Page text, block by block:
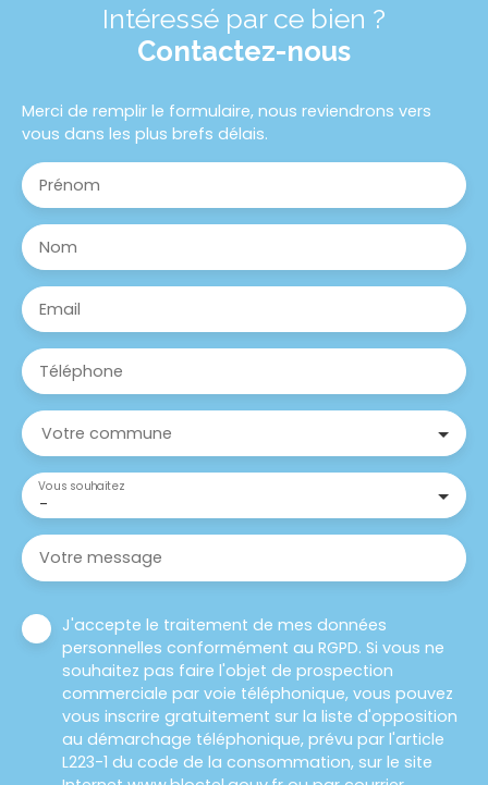
Intéressé par ce bien ?
Contactez-nous
Merci de remplir le formulaire, nous reviendrons vers
vous dans les plus brefs délais.
Prénom
Nom
Email
Téléphone
Votre commune
-
Vous souhaitez
Votre message
J'accepte le traitement de mes données
personnelles conformément au RGPD. Si vous ne
souhaitez pas faire l'objet de prospection
commerciale par voie téléphonique, vous pouvez
vous inscrire gratuitement sur la liste d'opposition
au démarchage téléphonique, prévu par l'article
L223-1 du code de la consommation, sur le site